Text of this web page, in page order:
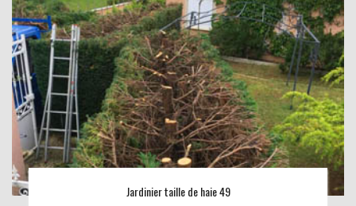
Jardinier taille de haie 49